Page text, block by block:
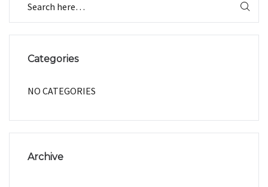
Categories
NO CATEGORIES
Archive